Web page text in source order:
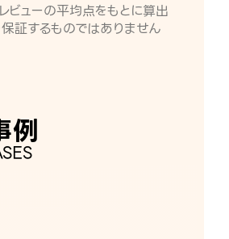
ューの平均点をもとに算出
証するものではありません
例